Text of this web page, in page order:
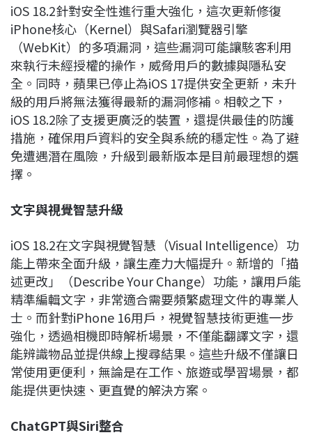
iOS 18.2針對安全性進行重大強化，這次更新修復
iPhone核心（Kernel）與Safari瀏覽器引擎
（WebKit）的多項漏洞，這些漏洞可能讓駭客利用
來執行未經授權的操作，威脅用戶的數據與隱私安
全。同時，蘋果已停止為iOS 17提供安全更新，未升
級的用戶將無法獲得最新的漏洞修補。相較之下，
iOS 18.2除了支援更廣泛的裝置，還提供最佳的防護
措施，確保用戶資料的安全與系統的穩定性。為了避
免遭遇潛在風險，升級到最新版本是目前最理想的選
擇。
文字與視覺智慧升級
iOS 18.2在文字與視覺智慧（Visual Intelligence）功
能上帶來全面升級，讓生產力大幅提升。新增的「描
述更改」（Describe Your Change）功能，讓用戶能
精準編輯文字，非常適合需要頻繁處理文件的專業人
士。而針對iPhone 16用戶，視覺智慧技術更進一步
強化，透過相機即時解析場景，不僅能翻譯文字，還
能辨識物品並提供線上搜尋結果。這些升級不僅讓日
常使用更便利，無論是在工作、旅遊或學習場景，都
能提供更快速、更直覺的解決方案。
ChatGPT與Siri整合